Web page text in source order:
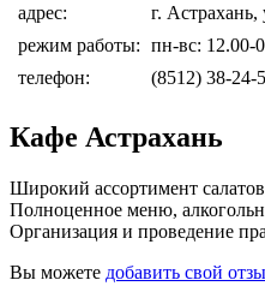
адрес:
г.
режим работы: пн-вс: 12.00-
телефон:
(8512) 38-24-
Кафе Астрахань
Широкий ассортимент
Полноценное меню,
Организация и проведение
Вы можете добавить свой